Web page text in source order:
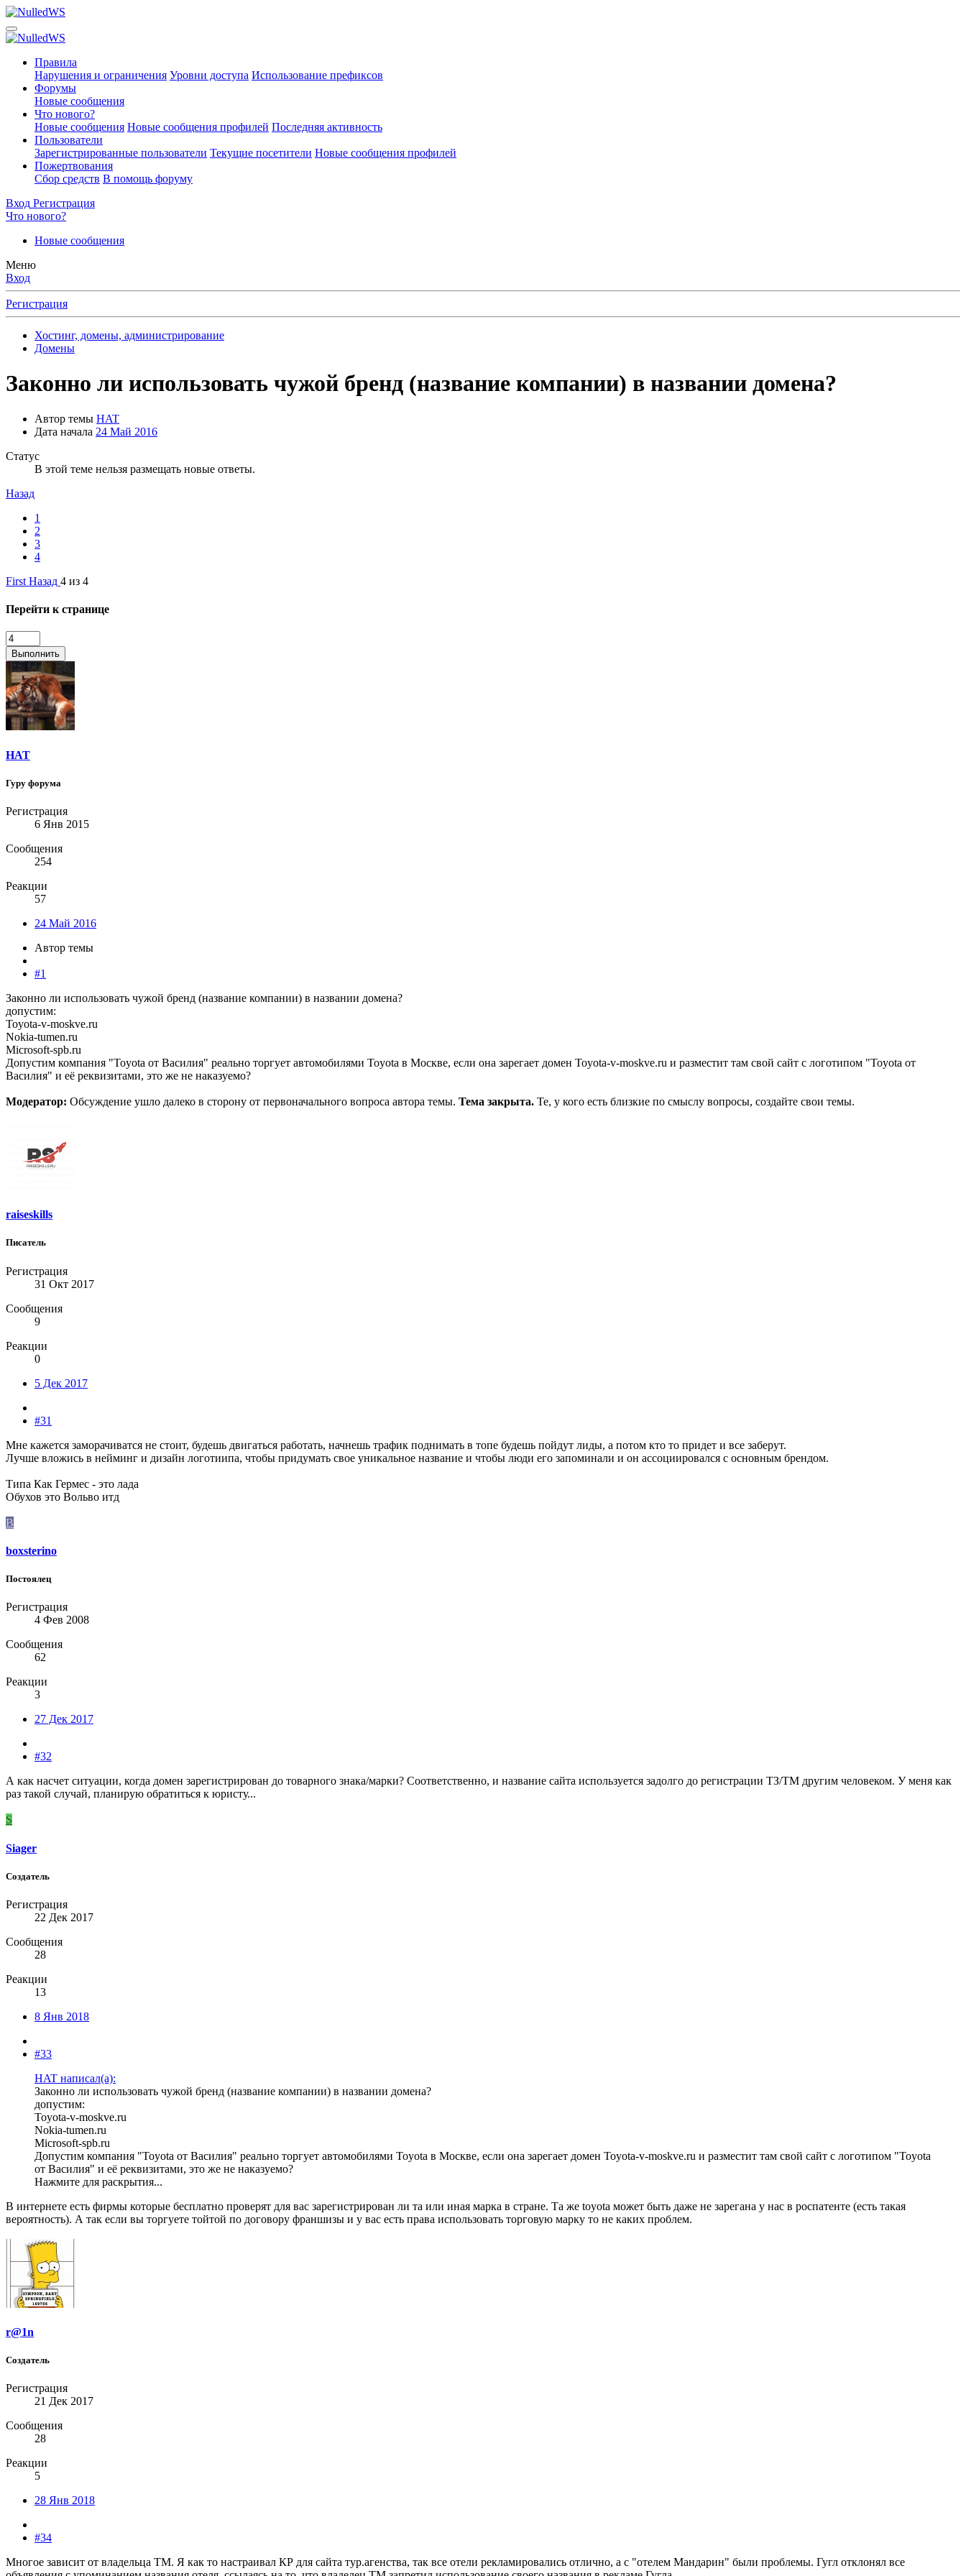
Правила
Нарушения и ограничения Уровни доступа Использование префиксов
Форумы
Новые сообщения
Что нового?
Новые сообщения Новые сообщения профилей Последняя активность
Пользователи
Зарегистрированные пользователи Текущие посетители Новые сообщения профилей
Пожертвования
Сбор средств В помощь форуму
Вход Регистрация
Что нового?
Новые сообщения
Меню
Вход
Регистрация
Хостинг, домены, администрирование
Домены
Законно ли использовать чужой бренд (название компании) в названии домена?
Автор темы HAT
Дата начала 24 Май 2016
Статус
В этой теме нельзя размещать новые ответы.
Назад
1
2
3
4
First Назад 4 из 4
Перейти к странице
Выполнить
HAT
Гуру форума
Регистрация
6 Янв 2015
Сообщения
254
Реакции
57
24 Май 2016
Автор темы
#1
Законно ли использовать чужой бренд (название компании) в названии домена?
допустим:
Toyota-v-moskve.ru
Nokia-tumen.ru
Microsoft-spb.ru
Допустим компания "Toyota от Василия" реально торгует автомобилями Toyota в Москве, если она зарегает домен Toyota-v-moskve.ru и разместит там свой сайт с логотипом "Toyota от
Василия" и её реквизитами, это же не наказуемо?
Модератор: Обсуждение ушло далеко в сторону от первоначального вопроса автора темы. Тема закрыта. Те, у кого есть близкие по смыслу вопросы, создайте свои темы.
raiseskills
Писатель
Регистрация
31 Окт 2017
Сообщения
9
Реакции
0
5 Дек 2017
#31
Мне кажется заморачиватся не стоит, будешь двигаться работать, начнешь трафик поднимать в топе будешь пойдут лиды, а потом кто то придет и все заберут.
Лучше вложись в нейминг и дизайн логотиипа, чтобы придумать свое уникальное название и чтобы люди его запоминали и он ассоциировался с основным брендом.
Типа Как Гермес - это лада
Обухов это Вольво итд
B
boxsterino
Постоялец
Регистрация
4 Фев 2008
Сообщения
62
Реакции
3
27 Дек 2017
#32
А как насчет ситуации, когда домен зарегистрирован до товарного знака/марки? Соответственно, и название сайта используется задолго до регистрации ТЗ/ТМ другим человеком. У меня как
раз такой случай, планирую обратиться к юристу...
S
Siager
Создатель
Регистрация
22 Дек 2017
Сообщения
28
Реакции
13
8 Янв 2018
#33
HAT написал(а):
Законно ли использовать чужой бренд (название компании) в названии домена?
допустим:
Toyota-v-moskve.ru
Nokia-tumen.ru
Microsoft-spb.ru
Допустим компания "Toyota от Василия" реально торгует автомобилями Toyota в Москве, если она зарегает домен Toyota-v-moskve.ru и разместит там свой сайт с логотипом "Toyota
от Василия" и её реквизитами, это же не наказуемо?
Нажмите для раскрытия...
В интернете есть фирмы которые бесплатно проверят для вас зарегистрирован ли та или иная марка в стране. Та же toyota может быть даже не зарегана у нас в роспатенте (есть такая
вероятность). А так если вы торгуете тойтой по договору франшизы и у вас есть права использовать торговую марку то не каких проблем.
r@1n
Создатель
Регистрация
21 Дек 2017
Сообщения
28
Реакции
5
28 Янв 2018
#34
Многое зависит от владельца ТМ. Я как то настраивал КР для сайта тур.агенства, так все отели рекламировались отлично, а с "отелем Мандарин" были проблемы. Гугл отклонял все